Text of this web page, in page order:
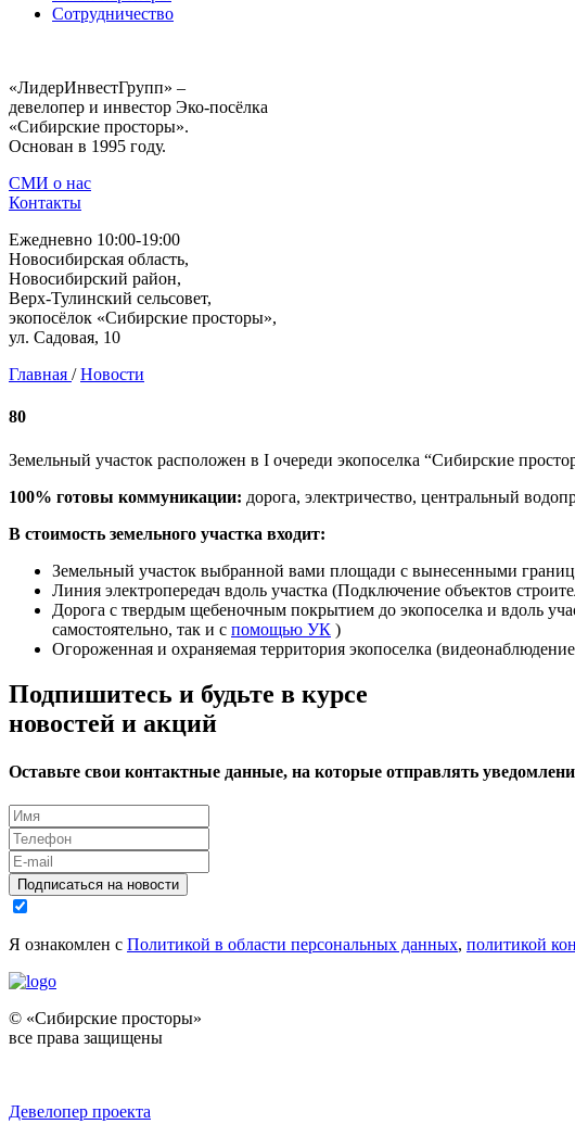
Сотрудничество
«ЛидерИнвестГрупп» –
девелопер и инвестор Эко-посёлка
«Сибирские просторы».
Основан в 1995 году.
СМИ о нас
Контакты
Ежедневно 10:00-19:00
Новосибирская область,
Новосибирский район,
Верх-Тулинский сельсовет,
экопосёлок «Сибирские просторы»,
ул. Садовая, 10
Главная / Новости
80
Земельный участок расположен в I очереди экопоселка “Сибирские
100% готовы коммуникации: дорога, электричество, центральный
В стоимость земельного участка входит:
Земельный участок выбранной вами площади с вынесенными
Линия электропередач вдоль участка (Подключение объектов
Дорога с твердым щебеночным покрытием до экопоселка и вдоль
самостоятельно, так и с помощью УК )
Огороженная и охраняемая территория экопоселка
Подпишитесь и будьте в курсе
новостей и акций
Оставьте свои контактные данные, на которые отправлять
Подписаться на новости
Я ознакомлен с Политикой в области персональных данных, политикой
© «Сибирские просторы»
все права защищены
Девелопер проекта